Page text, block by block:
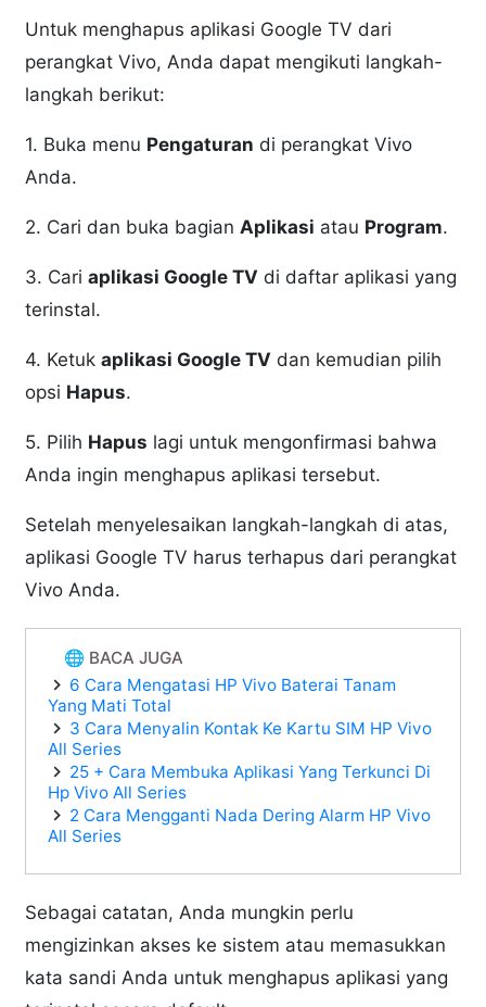
Untuk menghapus aplikasi Google TV dari
perangkat Vivo, Anda dapat mengikuti langkah-
langkah berikut:
1. Buka menu Pengaturan di perangkat Vivo
Anda.
2. Cari dan buka bagianAplikasi atau Program.
3. Cariaplikasi Google TV di daftar aplikasi yang
terinstal.
4. Ketukaplikasi Google TV dan kemudian pilih
opsi Hapus.
5. Pilih Hapus lagi untuk mengonfirmasi bahwa
Anda ingin menghapus aplikasi tersebut.
Setelah menyelesaikan langkah-langkah di atas,
aplikasi Google TV harus terhapus dari perangkat
Vivo Anda.
🌐 BACA JUGA
6 Cara Mengatasi HP Vivo Baterai Tanam
Yang Mati Total
3 Cara Menyalin Kontak Ke Kartu SIM HP Vivo
All Series
25 + Cara Membuka Aplikasi Yang Terkunci Di
Hp Vivo All Series
2 Cara Mengganti Nada Dering Alarm HP Vivo
All Series
Sebagai catatan, Anda mungkin perlu
mengizinkan akses ke sistem atau memasukkan
kata sandi Anda untuk menghapus aplikasi yang